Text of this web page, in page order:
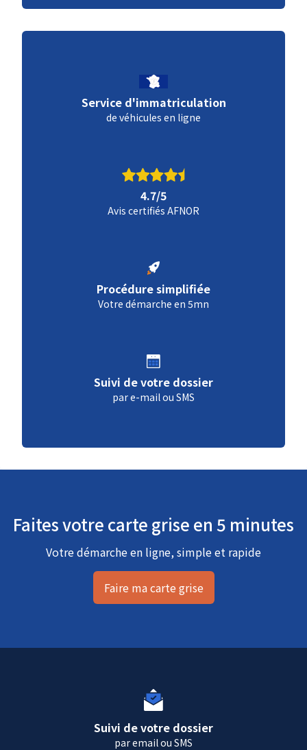
Service d'immatriculation
de véhicules en ligne
4.7/5
Avis certifiés AFNOR
Procédure simplifiée
Votre démarche en 5mn
Suivi de votre dossier
par e-mail ou SMS
Faites votre carte grise en 5 minutes
Votre démarche en ligne, simple et rapide
Faire ma carte grise
Suivi de votre dossier
par email ou SMS